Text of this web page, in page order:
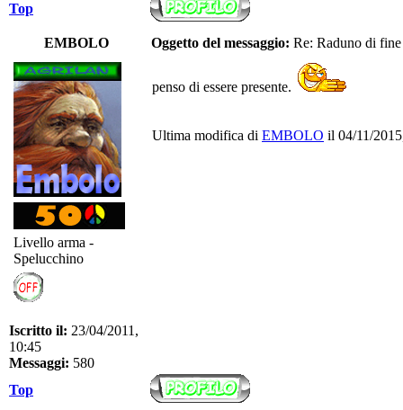
Top
EMBOLO Oggetto del messaggio: Re: Raduno di
Livello arma -
Spelucchino
Iscritto il: 23/04/2011,
10:45
Messaggi: 580
penso di essere presente.
Ultima modifica di EMBOLO il 04/11/
Top